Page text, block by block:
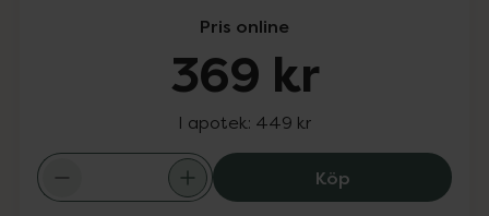
Pris online
369 kr
I apotek: 449 kr
KöpMedela Keep